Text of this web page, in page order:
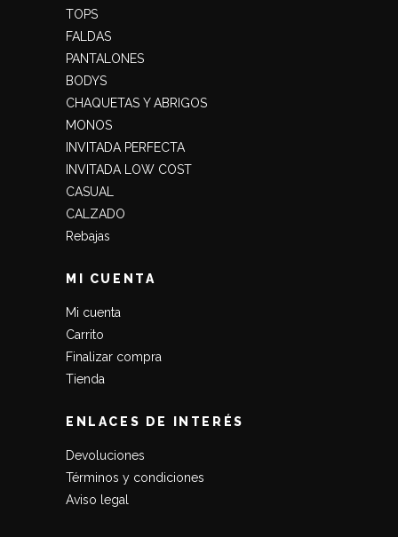
TOPS
FALDAS
PANTALONES
BODYS
CHAQUETAS Y ABRIGOS
MONOS
INVITADA PERFECTA
INVITADA LOW COST
CASUAL
CALZADO
Rebajas
MI CUENTA
Mi cuenta
Carrito
Finalizar compra
Tienda
ENLACES DE INTERÉS
Devoluciones
Términos y condiciones
Aviso legal